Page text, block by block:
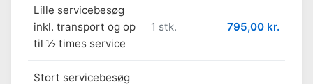
Lille servicebesøg
inkl. transport og op
til ½ times service
1 stk. 795,00 kr.
Stort servicebesøg